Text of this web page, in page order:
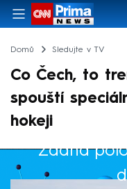
Domů Sledujte v TV
Co Čech, to
spouští
hokeji
Žádná
Výběr redakce